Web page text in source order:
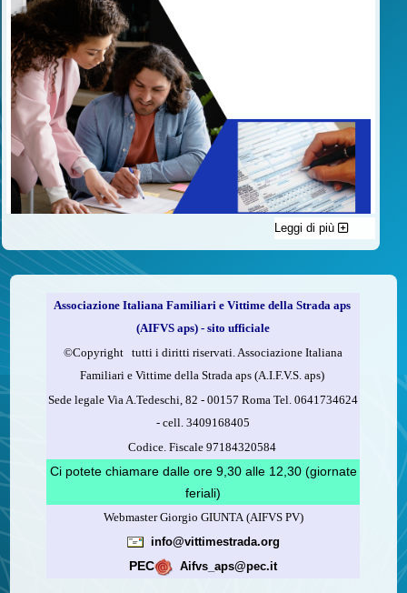
C'è un modo di contribuire alle attività dell’A.I.F.V.S. a favore
delle vittime della strada e per dare giustizia ai superstiti ed ai
loro familiari che non costa nulla: devolvere il 5 per mille della
Compila la scheda CUD o del modello 730.
Firma nel riquadro indicato come “Sostegno delle
organizzazioni non lucrative di utilità sociale, delle associazioni
Indica nel riquadro il codice fiscale dell’A.I.F.V.S.:
97184320584
Leggi come fare
(versione stampabile)
Leggi di più
Associazione Italiana Familiari e Vittime della Strada aps
(AIFVS aps) - sito ufficiale
©​Copyright tutti i diritti riservati. Associazione Italiana
Familiari e Vittime della Strada aps (A.I.F.V.S. aps)
Sede legale Via A.Tedeschi, 82 - 00157 Roma Tel. 0641734624
-cell.3409168405
Codice. Fiscale 97184320584
Ci potete chiamare dalle ore 9,30 alle 12,30 (giornate
feriali)
Webmaster Giorgio GIUNTA (AIFVS PV)
info@vittimestrada.org
PEC Aifvs_aps@pec.it